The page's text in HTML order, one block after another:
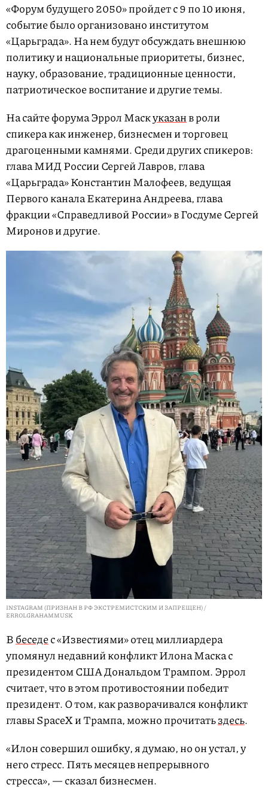
«Форум будущего 2050» пройдет с 9 по 10 июня,
событие было организовано институтом
«Царьграда». На нем будут обсуждать внешнюю
политику и национальные приоритеты, бизнес,
науку, образование, традиционные ценности,
патриотическое воспитание и другие темы.
На сайте форума Эррол Маскуказанв роли
спикера как инженер, бизнесмен и торговец
драгоценными камнями. Среди других спикеров:
глава МИД России Сергей Лавров, глава
«Царьграда» Константин Малофеев, ведущая
Первого канала Екатерина Андреева, глава
фракции «Справедливой России» в Госдуме Сергей
Миронов и другие.
INSTAGRAM (ПРИЗНАН В РФ ЭКСТРЕМИСТСКИМ И ЗАПРЕЩЕН) /
ERROLGRAHAMMUSK
Вбеседес «Известиями» отец миллиардера
упомянул недавний конфликт Илона Маска с
президентом США Дональдом Трампом. Эррол
считает, что в этом противостоянии победит
президент. О том, как разворачивался конфликт
главы SpaceX и Трампа, можно прочитатьздесь.
«Илон совершил ошибку, я думаю, но он устал, у
него стресс. Пять месяцев непрерывного
стресса», — сказал бизнесмен.